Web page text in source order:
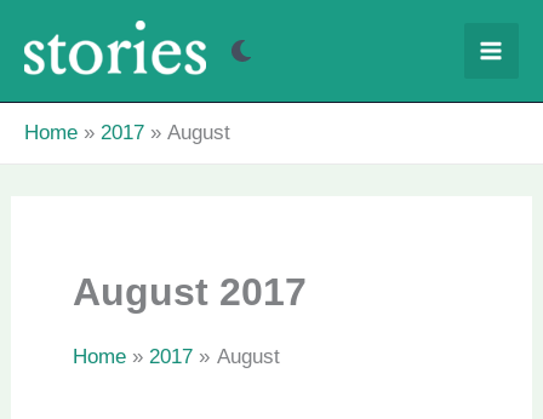
Home
2017 August
August 2017
Home 2017 August